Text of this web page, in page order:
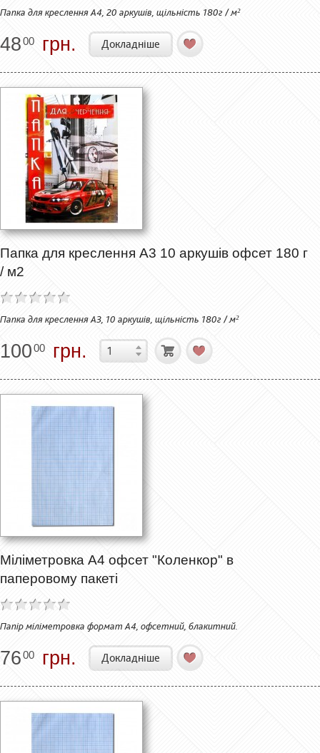
Папка для креслення А4, 20 аркушів, щільність 180г / м²
4800 грн. Докладніше
Папка для креслення А3 10 аркушів офсет 180 г
/ м2
Папка для креслення А3, 10 аркушів, щільність 180г / м²
10000 грн.
Міліметровка А4 офсет "Коленкор" в
паперовому пакеті
Папір міліметровка формат А4, офсетний, блакитний.
7600 грн. Докладніше